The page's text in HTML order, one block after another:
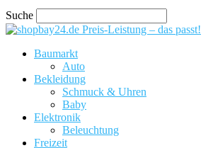
Suche
Preis-Leistung – das passt!
Baumarkt
Auto
Bekleidung
Schmuck & Uhren
Baby
Elektronik
Beleuchtung
Freizeit